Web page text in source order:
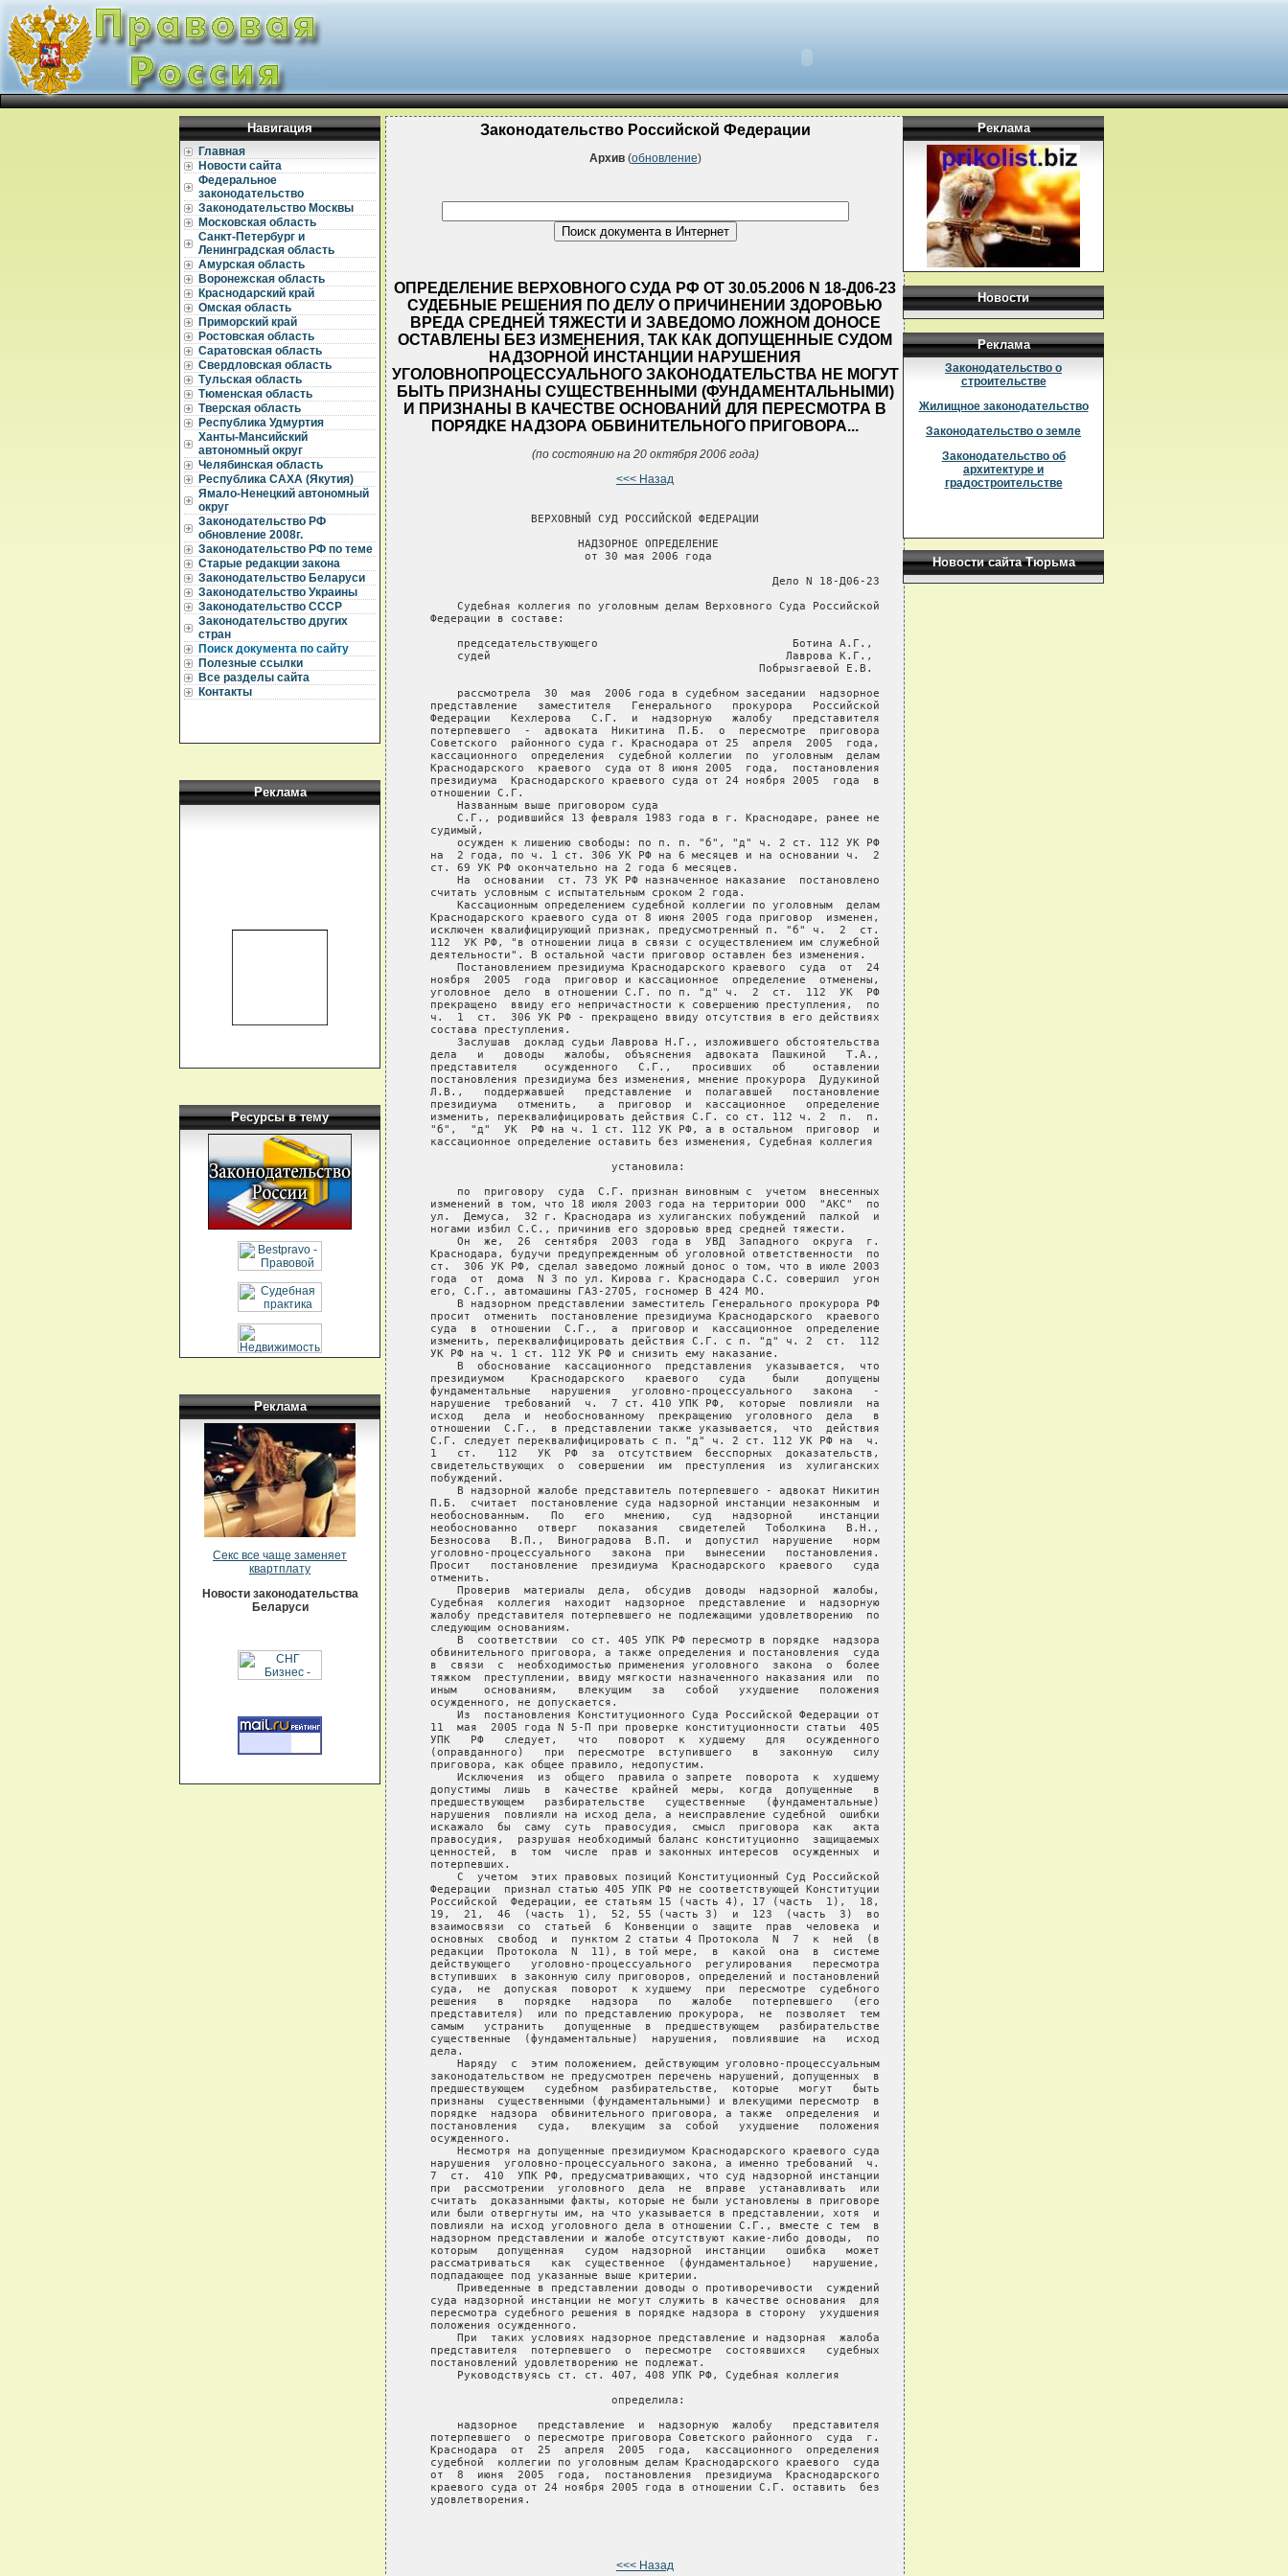
Навигация
Главная
Новости сайта
Федеральное
законодательство
Законодательство Москвы
Московская область
Санкт-Петербург и
Ленинградская область
Амурская область
Воронежская область
Краснодарский край
Омская область
Приморский край
Ростовская область
Саратовская область
Свердловская область
Тульская область
Тюменская область
Тверская область
Республика Удмуртия
Ханты-Мансийский
автономный округ
Челябинская область
Республика САХА (Якутия)
Ямало-Ненецкий автономный
округ
Законодательство РФ
обновление 2008г.
Законодательство РФ по теме
Старые редакции закона
Законодательство Беларуси
Законодательство Украины
Законодательство СССР
Законодательство других
стран
Поиск документа по сайту
Полезные ссылки
Все разделы сайта
Контакты
Реклама
Ресурсы в тему
Реклама
Секс все чаще заменяет
квартплату
Новости законодательства
Беларуси
Законодательство Российской Федерации
Архив (обновление)
ОПРЕДЕЛЕНИЕ ВЕРХОВНОГО СУДА РФ ОТ 30.05.2006 N 18-Д06-23
СУДЕБНЫЕ РЕШЕНИЯ ПО ДЕЛУ О ПРИЧИНЕНИИ ЗДОРОВЬЮ
ВРЕДА СРЕДНЕЙ ТЯЖЕСТИ И ЗАВЕДОМО ЛОЖНОМ ДОНОСЕ
ОСТАВЛЕНЫ БЕЗ ИЗМЕНЕНИЯ, ТАК КАК ДОПУЩЕННЫЕ СУДОМ
НАДЗОРНОЙ ИНСТАНЦИИ НАРУШЕНИЯ
УГОЛОВНОПРОЦЕССУАЛЬНОГО ЗАКОНОДАТЕЛЬСТВА НЕ МОГУТ
БЫТЬ ПРИЗНАНЫ СУЩЕСТВЕННЫМИ (ФУНДАМЕНТАЛЬНЫМИ)
И ПРИЗНАНЫ В КАЧЕСТВЕ ОСНОВАНИЙ ДЛЯ ПЕРЕСМОТРА В
ПОРЯДКЕ НАДЗОРА ОБВИНИТЕЛЬНОГО ПРИГОВОРА...
(по состоянию на 20 октября 2006 года)
<<< Назад
                  ВЕРХОВНЫЙ СУД РОССИЙСКОЙ ФЕДЕРАЦИИ
                         НАДЗОРНОЕ ОПРЕДЕЛЕНИЕ
                          от 30 мая 2006 года
                                                      Дело N 18-Д06-23
       Судебная коллегия по уголовным делам Верховного Суда Российской
   Федерации в составе:
       председательствующего                             Ботина А.Г.,
       судей                                            Лаврова К.Г.,
                                                    Побрызгаевой Е.В.
       рассмотрела  30  мая  2006 года в судебном заседании  надзорное
   представление   заместителя   Генерального   прокурора   Российской
   Федерации   Кехлерова   С.Г.  и  надзорную   жалобу   представителя
   потерпевшего  -  адвоката  Никитина  П.Б.  о  пересмотре  приговора
   Советского  районного суда г. Краснодара от 25  апреля  2005  года,
   кассационного  определения  судебной коллегии  по  уголовным  делам
   Краснодарского  краевого  суда от 8 июня 2005  года,  постановления
   президиума  Краснодарского краевого суда от 24 ноября 2005  года  в
   отношении С.Г.
       Названным выше приговором суда
       С.Г., родившийся 13 февраля 1983 года в г. Краснодаре, ранее не
   судимый,
       осужден к лишению свободы: по п. п. "б", "д" ч. 2 ст. 112 УК РФ
   на  2 года, по ч. 1 ст. 306 УК РФ на 6 месяцев и на основании ч.  2
   ст. 69 УК РФ окончательно на 2 года 6 месяцев.
       На  основании  ст. 73 УК РФ назначенное наказание  постановлено
   считать условным с испытательным сроком 2 года.
       Кассационным определением судебной коллегии по уголовным  делам
   Краснодарского краевого суда от 8 июня 2005 года приговор  изменен,
   исключен квалифицирующий признак, предусмотренный п. "б" ч.  2  ст.
   112  УК РФ, "в отношении лица в связи с осуществлением им служебной
   деятельности". В остальной части приговор оставлен без изменения.
       Постановлением президиума Краснодарского краевого  суда  от  24
   ноября  2005  года  приговор и кассационное  определение  отменены,
   уголовное  дело  в отношении С.Г. по п. "д" ч.  2  ст.  112  УК  РФ
   прекращено  ввиду его непричастности к совершению преступления,  по
   ч.  1  ст.  306 УК РФ - прекращено ввиду отсутствия в его действиях
   состава преступления.
       Заслушав  доклад судьи Лаврова Н.Г., изложившего обстоятельства
   дела   и   доводы   жалобы,  объяснения  адвоката  Пашкиной   Т.А.,
   представителя    осужденного   С.Г.,   просивших   об    оставлении
   постановления президиума без изменения, мнение прокурора  Дудукиной
   Л.В.,   поддержавшей   представление  и  полагавшей   постановление
   президиума   отменить,   а  приговор  и  кассационное   определение
   изменить, переквалифицировать действия С.Г. со ст. 112 ч. 2  п.  п.
   "б",  "д"  УК  РФ на ч. 1 ст. 112 УК РФ, а в остальном  приговор  и
   кассационное определение оставить без изменения, Судебная коллегия
                              установила:
       по  приговору  суда  С.Г. признан виновным с  учетом  внесенных
   изменений в том, что 18 июля 2003 года на территории ООО  "АКС"  по
   ул.  Демуса,  32 г. Краснодара из хулиганских побуждений  палкой  и
   ногами избил С.С., причинив его здоровью вред средней тяжести.
       Он  же,  26  сентября  2003  года в  УВД  Западного  округа  г.
   Краснодара, будучи предупрежденным об уголовной ответственности  по
   ст.  306 УК РФ, сделал заведомо ложный донос о том, что в июле 2003
   года  от  дома  N 3 по ул. Кирова г. Краснодара С.С. совершил  угон
   его, С.Г., автомашины ГАЗ-2705, госномер В 424 МО.
       В надзорном представлении заместитель Генерального прокурора РФ
   просит  отменить  постановление президиума Краснодарского  краевого
   суда  в  отношении  С.Г.,  а  приговор и  кассационное  определение
   изменить, переквалифицировать действия С.Г. с п. "д" ч. 2  ст.  112
   УК РФ на ч. 1 ст. 112 УК РФ и снизить ему наказание.
       В  обоснование  кассационного  представления  указывается,  что
   президиумом    Краснодарского   краевого   суда    были    допущены
   фундаментальные   нарушения   уголовно-процессуального   закона   -
   нарушение  требований  ч.  7 ст. 410 УПК РФ,  которые  повлияли  на
   исход   дела  и  необоснованному  прекращению  уголовного  дела   в
   отношении  С.Г.,  в представлении также указывается,  что  действия
   С.Г. следует переквалифицировать с п. "д" ч. 2 ст. 112 УК РФ на  ч.
   1   ст.   112   УК  РФ  за  отсутствием  бесспорных  доказательств,
   свидетельствующих  о  совершении  им  преступления  из  хулиганских
   побуждений.
       В надзорной жалобе представитель потерпевшего - адвокат Никитин
   П.Б.  считает  постановление суда надзорной инстанции незаконным  и
   необоснованным.   По   его   мнению,   суд   надзорной    инстанции
   необоснованно   отверг   показания   свидетелей   Тоболкина   В.Н.,
   Безносова   В.П.,  Виноградова  В.П.  и  допустил  нарушение   норм
   уголовно-процессуального   закона  при   вынесении   постановления.
   Просит   постановление  президиума  Краснодарского  краевого   суда
   отменить.
       Проверив  материалы  дела,  обсудив  доводы  надзорной  жалобы,
   Судебная  коллегия  находит  надзорное  представление  и  надзорную
   жалобу представителя потерпевшего не подлежащими удовлетворению  по
   следующим основаниям.
       В  соответствии  со ст. 405 УПК РФ пересмотр в порядке  надзора
   обвинительного приговора, а также определения и постановления  суда
   в  связи  с  необходимостью применения уголовного  закона  о  более
   тяжком  преступлении, ввиду мягкости назначенного наказания или  по
   иным    основаниям,   влекущим   за   собой   ухудшение   положения
   осужденного, не допускается.
       Из  постановления Конституционного Суда Российской Федерации от
   11  мая  2005 года N 5-П при проверке конституционности статьи  405
   УПК   РФ   следует,   что   поворот  к  худшему   для   осужденного
   (оправданного)   при  пересмотре  вступившего   в   законную   силу
   приговора, как общее правило, недопустим.
       Исключения  из  общего  правила о запрете  поворота  к  худшему
   допустимы  лишь  в  качестве  крайней  меры,  когда  допущенные   в
   предшествующем   разбирательстве   существенные   (фундаментальные)
   нарушения  повлияли на исход дела, а неисправление судебной  ошибки
   искажало  бы  саму  суть  правосудия,  смысл  приговора  как   акта
   правосудия,  разрушая необходимый баланс конституционно  защищаемых
   ценностей,  в  том  числе  прав и законных интересов  осужденных  и
   потерпевших.
       С  учетом  этих правовых позиций Конституционный Суд Российской
   Федерации  признал статью 405 УПК РФ не соответствующей Конституции
   Российской  Федерации, ее статьям 15 (часть 4), 17 (часть  1),  18,
   19,  21,  46  (часть  1),  52, 55 (часть 3)  и  123  (часть  3)  во
   взаимосвязи  со  статьей  6  Конвенции о  защите  прав  человека  и
   основных  свобод  и  пунктом 2 статьи 4 Протокола  N  7  к  ней  (в
   редакции  Протокола  N  11), в той мере,  в  какой  она  в  системе
   действующего   уголовно-процессуального  регулирования   пересмотра
   вступивших  в законную силу приговоров, определений и постановлений
   суда,  не  допуская  поворот  к худшему  при  пересмотре  судебного
   решения   в   порядке   надзора   по   жалобе   потерпевшего   (его
   представителя)  или по представлению прокурора,  не  позволяет  тем
   самым   устранить   допущенные  в  предшествующем   разбирательстве
   существенные  (фундаментальные)  нарушения,  повлиявшие  на   исход
   дела.
       Наряду  с  этим положением, действующим уголовно-процессуальным
   законодательством не предусмотрен перечень нарушений, допущенных  в
   предшествующем   судебном  разбирательстве,  которые   могут   быть
   признаны  существенными (фундаментальными) и влекущими пересмотр  в
   порядке  надзора  обвинительного приговора, а также  определения  и
   постановления   суда,   влекущим  за  собой   ухудшение   положения
   осужденного.
       Несмотря на допущенные президиумом Краснодарского краевого суда
   нарушения  уголовно-процессуального закона, а именно требований  ч.
   7  ст.  410  УПК РФ, предусматривающих, что суд надзорной инстанции
   при  рассмотрении  уголовного  дела  не  вправе  устанавливать  или
   считать  доказанными факты, которые не были установлены в приговоре
   или были отвергнуты им, на что указывается в представлении, хотя  и
   повлияли на исход уголовного дела в отношении С.Г., вместе с тем  в
   надзорном представлении и жалобе отсутствуют какие-либо доводы,  по
   которым   допущенная   судом  надзорной  инстанции   ошибка   может
   рассматриваться   как  существенное  (фундаментальное)   нарушение,
   подпадающее под указанные выше критерии.
       Приведенные в представлении доводы о противоречивости  суждений
   суда надзорной инстанции не могут служить в качестве основания  для
   пересмотра судебного решения в порядке надзора в сторону  ухудшения
   положения осужденного.
       При  таких условиях надзорное представление и надзорная  жалоба
   представителя  потерпевшего  о  пересмотре  состоявшихся   судебных
   постановлений удовлетворению не подлежат.
       Руководствуясь ст. ст. 407, 408 УПК РФ, Судебная коллегия
                              определила:
       надзорное   представление  и  надзорную  жалобу   представителя
   потерпевшего  о пересмотре приговора Советского районного  суда  г.
   Краснодара  от  25  апреля  2005  года,  кассационного  определения
   судебной  коллегии по уголовным делам Краснодарского краевого  суда
   от  8  июня  2005  года,  постановления  президиума  Краснодарского
   краевого суда от 24 ноября 2005 года в отношении С.Г. оставить  без
   удовлетворения.
<<< Назад
Реклама
Новости
Реклама
Законодательство о
строительстве
Жилищное законодательство
Законодательство о земле
Законодательство об
архитектуре и
градостроительстве
Новости сайта Тюрьма